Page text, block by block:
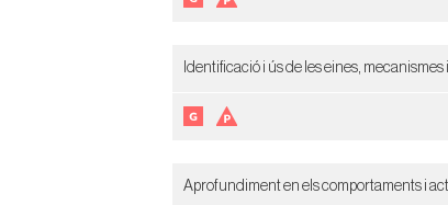
Identificació i ús de les eines,
Aprofundiment en els comportaments i